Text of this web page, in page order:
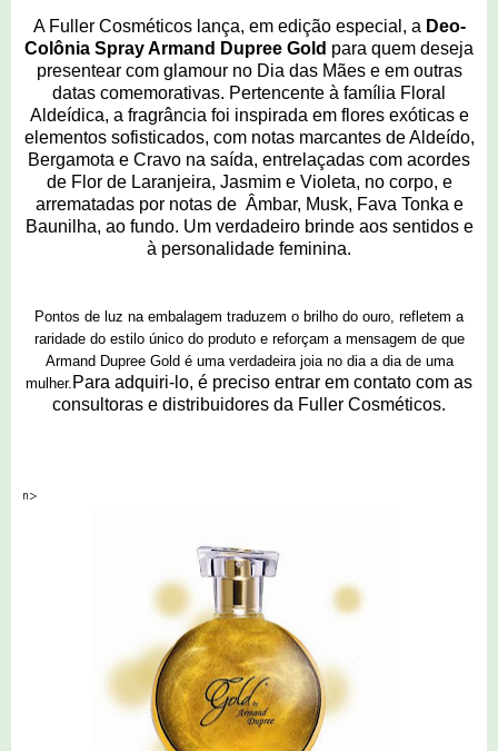
A Fuller Cosméticos lança, em edição especial, a Deo-
Colônia Spray Armand Dupree Gold para quem deseja
presentear com glamour no Dia das Mães e em outras
datas comemorativas. Pertencente à família Floral
Aldeídica, a fragrância foi inspirada em flores exóticas e
elementos sofisticados, com notas marcantes de Aldeído,
Bergamota e Cravo na saída, entrelaçadas com acordes
de Flor de Laranjeira, Jasmim e Violeta, no corpo, e
arrematadas por notas de Âmbar, Musk, Fava Tonka e
Baunilha, ao fundo. Um verdadeiro brinde aos sentidos e
à personalidade feminina.
Pontos de luz na embalagem traduzem o brilho do ouro, refletem a
raridade do estilo único do produto e reforçam a mensagem de que
Armand Dupree Gold é uma verdadeira joia no dia a dia de uma
mulher. Para adquiri-lo, é preciso entrar em contato com as
consultoras e distribuidores da Fuller Cosméticos.
n>